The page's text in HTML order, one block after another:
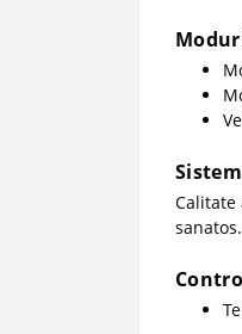
sanatos.